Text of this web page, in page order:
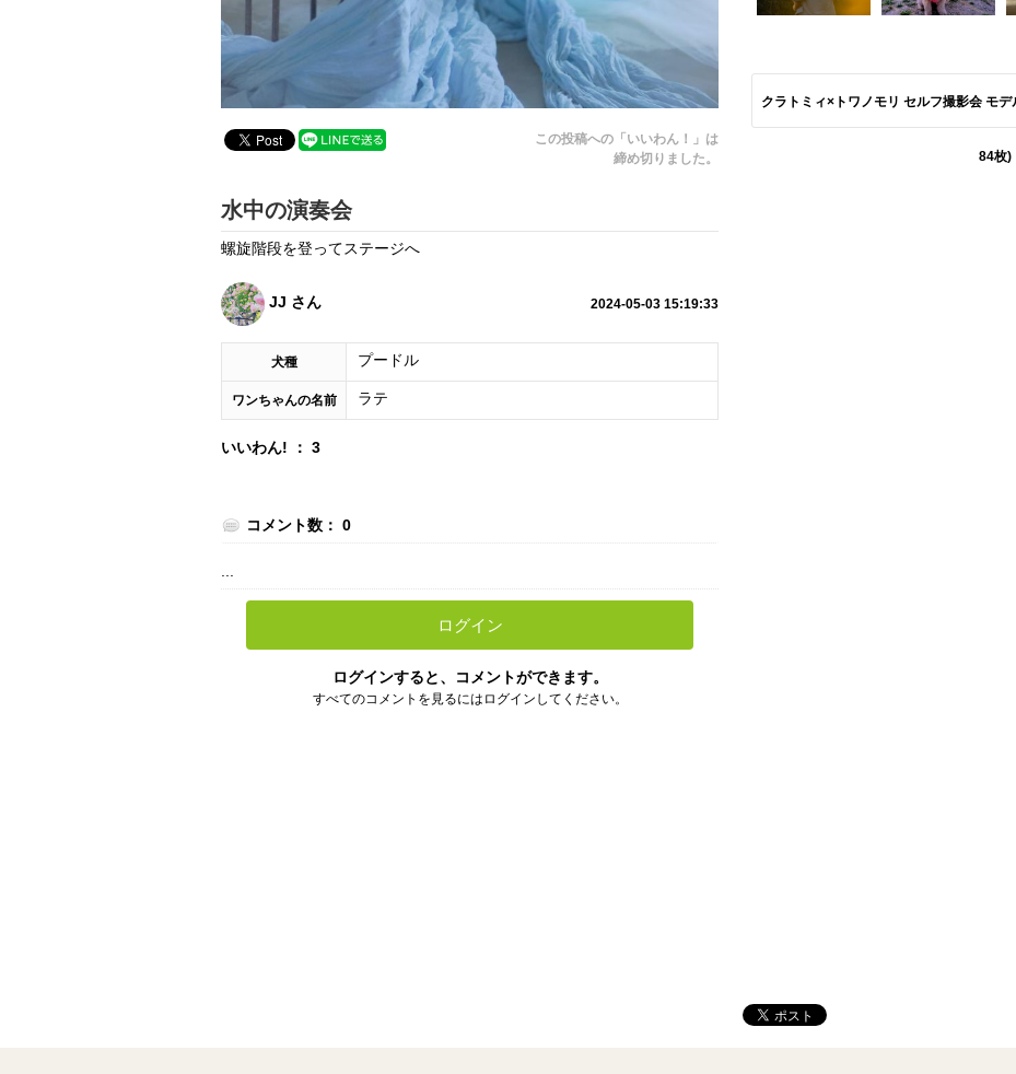
この投稿への「いいわん！」は
締め切りました。
水中の演奏会
螺旋階段を登ってステージへ
JJ さん 2024-05-03 15:19:33
犬種 プードル
ワンちゃんの名前 ラテ
いいわん! ： 3
コメント数： 0
ログイン
ログインすると、コメントができます。
すべてのコメントを見るにはログインしてください。
クラトミィ×トワノモリ セルフ撮影会 モ
84枚)